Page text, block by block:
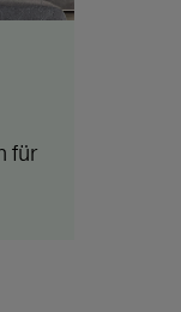
für